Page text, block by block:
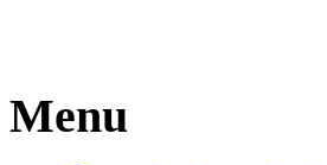
Menu